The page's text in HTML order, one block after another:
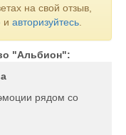
на свой отзыв,
и авторизуйтесь
"Альбион":
рядом со